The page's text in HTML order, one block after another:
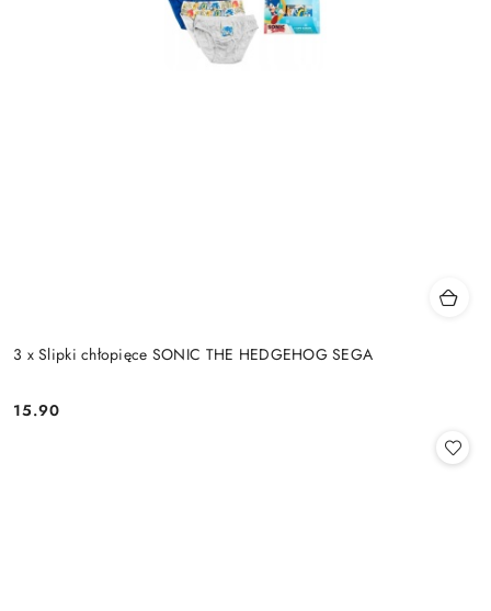
3 x Slipki chłopięce SONIC THE HEDGEHOG SEGA
Cena:
15.90